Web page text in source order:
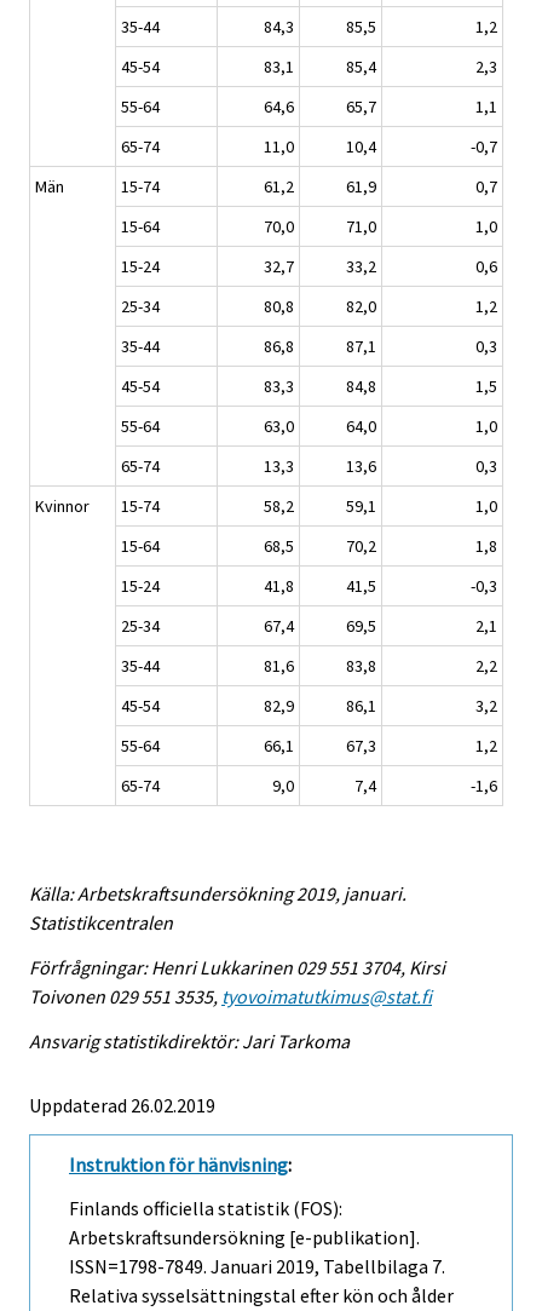
35-44
84,3 85,5
1,2
45-54
83,1 85,4
2,3
55-64
64,6 65,7
1,1
65-74
11,0 10,4
-0,7
Män
15-74 61,2 61,9
0,7
15-64
70,0 71,0
1,0
15-24
32,7 33,2
0,6
25-34
80,8 82,0
1,2
35-44
86,8 87,1
0,3
45-54
83,3 84,8
1,5
55-64
63,0 64,0
1,0
65-74
13,3 13,6
0,3
Kvinnor
15-74 58,2 59,1
1,0
15-64
68,5 70,2
1,8
15-24
41,8 41,5
-0,3
25-34
67,4 69,5
2,1
35-44
81,6 83,8
2,2
45-54
82,9 86,1
3,2
55-64
66,1 67,3
1,2
65-74
9,0 7,4 -1,6
Källa: Arbetskraftsundersökning 2019, januari.
Statistikcentralen
Förfrågningar: Henri Lukkarinen 029 551 3704, Kirsi
Toivonen 029 551 3535, tyovoimatutkimus@stat.fi
Ansvarig statistikdirektör: Jari Tarkoma
Uppdaterad 26.02.2019
Instruktion för hänvisning:
Finlands officiella statistik (FOS):
Arbetskraftsundersökning [e-publikation].
ISSN=1798-7849. Januari 2019, Tabellbilaga 7.
Relativa sysselsättningstal efter kön och ålder